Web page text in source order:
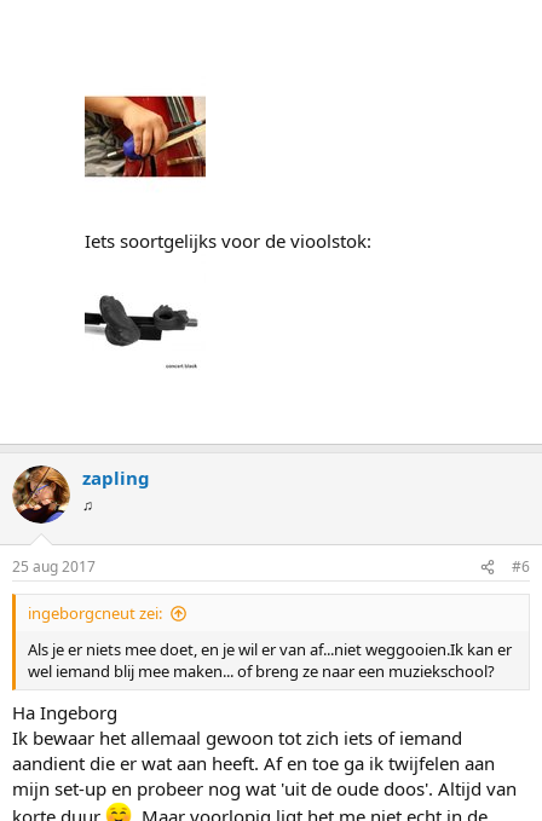
Iets soortgelijks voor de vioolstok:
zapling
♫
25 aug 2017 #6
ingeborgcneut zei:
Als je er niets mee doet, en je wil er van af...niet weggooien.Ik kan er
wel iemand blij mee maken... of breng ze naar een muziekschool?
Ha Ingeborg
Ik bewaar het allemaal gewoon tot zich iets of iemand
aandient die er wat aan heeft. Af en toe ga ik twijfelen aan
mijn set-up en probeer nog wat 'uit de oude doos'. Altijd van
korte duur
. Maar voorlopig ligt het me niet echt in de